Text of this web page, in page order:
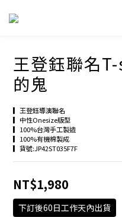
王登鈺聯名
的鬼
▎王登鈺導演聯名
▎中性Onesize版型
▎100%台灣手工製造
▎100%有機棉製成
▎貨號:JP42ST035F7F
NT$1,980
下訂後60日工作天內出貨